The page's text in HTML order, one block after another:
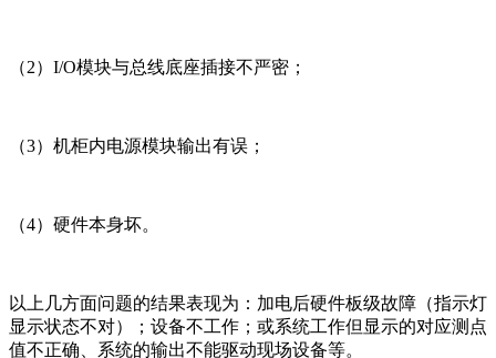
（2）I/O模块与总线底座插接不严密；
（3）机柜内电源模块输出有误；
（4）硬件本身坏。
以上几方面问题的结果表现为：加电后硬件板级故障（指示灯
显示状态不对）；设备不工作；或系统工作但显示的对应测点
值不正确、系统的输出不能驱动现场设备等。